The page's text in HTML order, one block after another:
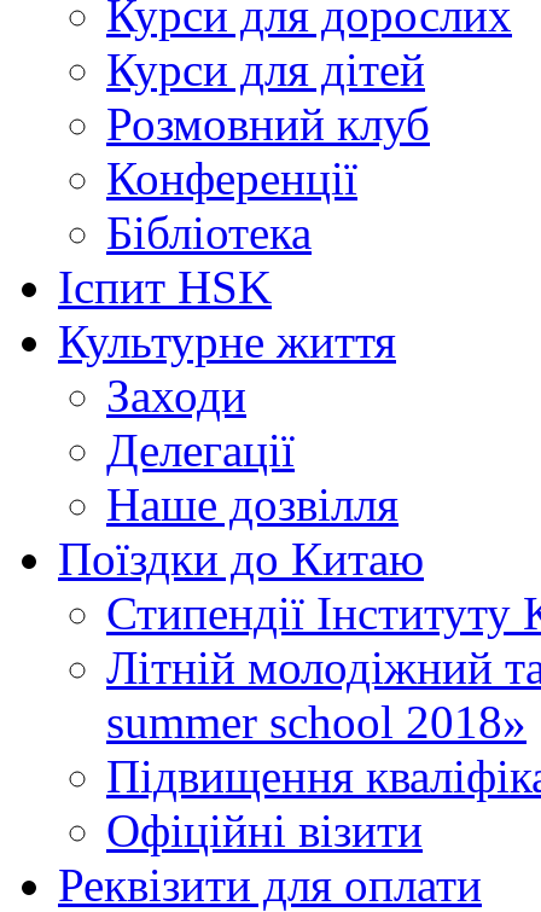
Курси для дорослих
Курси для дітей
Розмовний клуб
Конференції
Бібліотека
Іспит HSK
Культурне життя
Заходи
Делегації
Наше дозвілля
Поїздки до Китаю
Стипендії Інституту
Літній молодіжний
summer school 2018»
Підвищення
Офіційні візити
Реквізити для оплати